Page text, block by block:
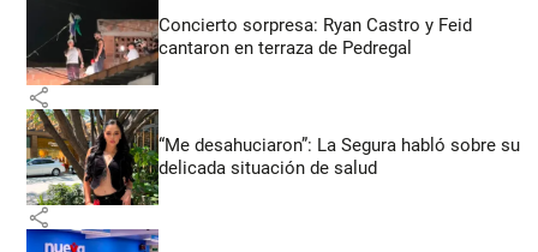
Concierto sorpresa: Ryan Castro y Feid
cantaron en terraza de Pedregal
share
“Me desahuciaron”: La Segura habló sobre su
delicada situación de salud
share